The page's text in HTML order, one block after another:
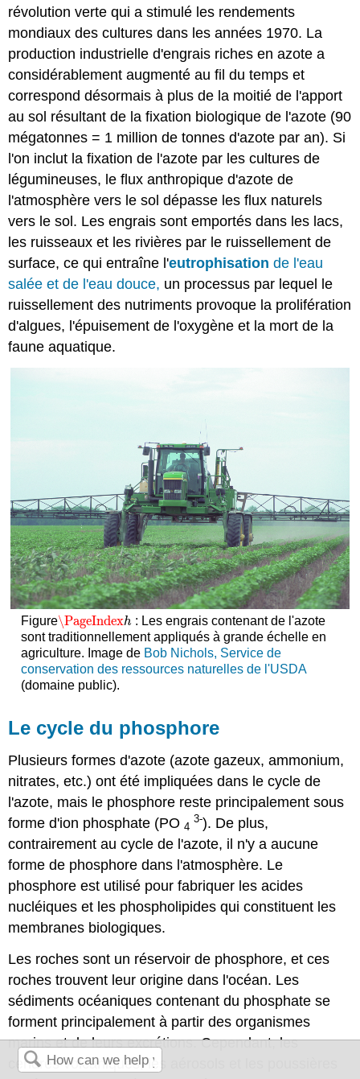
révolution verte qui a stimulé les rendements
mondiaux des cultures dans les années 1970. La
production industrielle d'engrais riches en azote a
considérablement augmenté au fil du temps et
correspond désormais à plus de la moitié de l'apport
au sol résultant de la fixation biologique de l'azote (90
mégatonnes = 1 million de tonnes d'azote par an). Si
l'on inclut la fixation de l'azote par les cultures de
légumineuses, le flux anthropique d'azote de
l'atmosphère vers le sol dépasse les flux naturels
vers le sol. Les engrais sont emportés dans les lacs,
les ruisseaux et les rivières par le ruissellement de
surface, ce qui entraîne l'eutrophisation de l'eau
salée et de l'eau douce, un processus par lequel le
ruissellement des nutriments provoque la prolifération
d'algues, l'épuisement de l'oxygène et la mort de la
faune aquatique.
Figure\PageIndexh
\PageIndexh : Les engrais contenant de l'azote
sont traditionnellement appliqués à grande échelle en
agriculture. Image de Bob Nichols, Service de
conservation des ressources naturelles de l'USDA
(domaine public).
Le cycle du phosphore
Plusieurs formes d'azote (azote gazeux, ammonium,
nitrates, etc.) ont été impliquées dans le cycle de
l'azote, mais le phosphore reste principalement sous
forme d'ion phosphate (PO 4
3-). De plus,
contrairement au cycle de l'azote, il n'y a aucune
forme de phosphore dans l'atmosphère. Le
phosphore est utilisé pour fabriquer les acides
nucléiques et les phospholipides qui constituent les
membranes biologiques.
Les roches sont un réservoir de phosphore, et ces
roches trouvent leur origine dans l'océan. Les
sédiments océaniques contenant du phosphate se
forment principalement à partir des organismes
marins et de leurs excrétions. Cependant, les
cendres volcaniques, les aérosols et les poussières